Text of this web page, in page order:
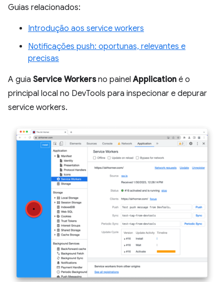
Guias relacionados:
Introdução aos service workers
Notificações push: oportunas, relevantes e
precisas
A guia Service Workersno painelApplication é o
principal local no DevTools para inspecionar e depurar
service workers.